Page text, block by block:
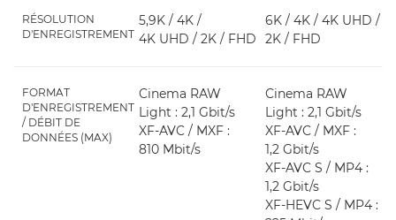
RÉSOLUTION
D'ENREGISTREMENT
5,9K / 4K /
4K UHD / 2K / FHD
6K / 4K / 4K UHD /
2K / FHD
FORMAT
D'ENREGISTREMENT
/ DÉBIT DE
DONNÉES (MAX)
Cinema RAW
Light : 2,1 Gbit/s
XF-AVC / MXF :
810 Mbit/s
Cinema RAW
Light : 2,1 Gbit/s
XF-AVC / MXF :
1,2 Gbit/s
XF-AVC S / MP4 :
1,2 Gbit/s
XF-HEVC S / MP4 :